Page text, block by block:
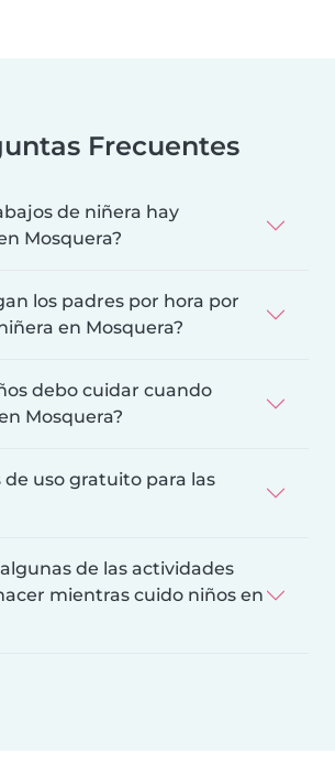
Frecuentes
de niñera hay
Mosquera?
los padres por hora por
en Mosquera?
debo cuidar cuando
Mosquera?
de uso gratuito para las
de las actividades
mientras cuido niños en